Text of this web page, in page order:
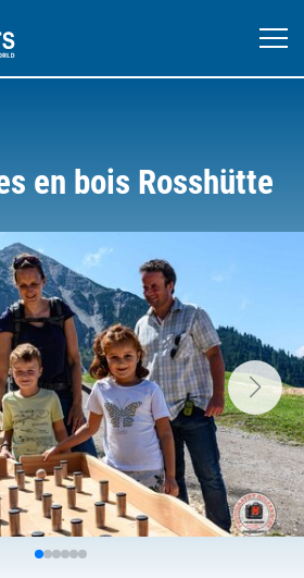
en bois Rosshütte